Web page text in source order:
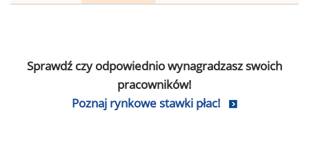
Sprawdź czy odpowiednio wynagradzasz swoich
pracowników!
Poznaj rynkowe stawki płac!